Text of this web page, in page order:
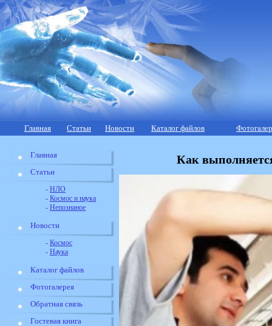
Главная Статьи Новости Каталог файлов
Главная
Статьи
- НЛО
- Космос и наука
- Непознаное
Новости
- Космос
- Наука
Каталог файлов
Фотогалерея
Обратная связь
Гостевая книга
Как